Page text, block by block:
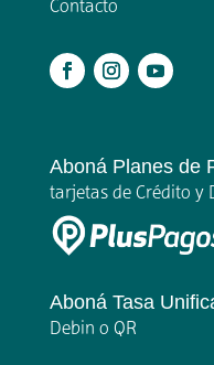
Contacto
Aboná Planes de
tarjetas de Crédito y
Aboná Tasa
Debin o QR